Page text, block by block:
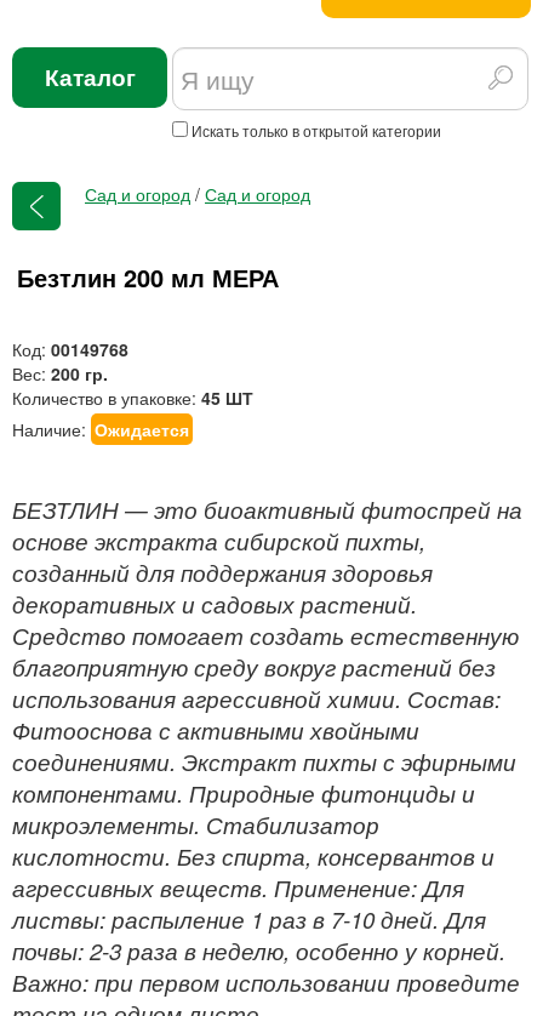
Каталог
Искать только в открытой категории
Сад и огород / Сад и огород
Безтлин 200 мл МЕРА
Код: 00149768
Вес: 200 гр.
Количество в упаковке: 45 ШТ
Наличие: Ожидается
БЕЗТЛИН — это биоактивный фитоспрей на
основе экстракта сибирской пихты,
созданный для поддержания здоровья
декоративных и садовых растений.
Средство помогает создать естественную
благоприятную среду вокруг растений без
использования агрессивной химии. Состав:
Фитооснова с активными хвойными
соединениями. Экстракт пихты с эфирными
компонентами. Природные фитонциды и
микроэлементы. Стабилизатор
кислотности. Без спирта, консервантов и
агрессивных веществ. Применение: Для
листвы: распыление 1 раз в 7-10 дней. Для
почвы: 2-3 раза в неделю, особенно у корней.
Важно: при первом использовании проведите